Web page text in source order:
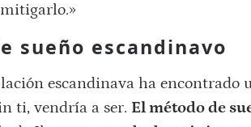
sueño escandinavo
escandinava ha encontrado
ti, vendría a ser. El método de